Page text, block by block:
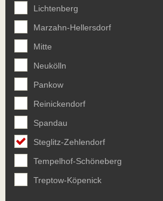
Lichtenberg
Marzahn-Hellersdorf
Mitte
Neukölln
Pankow
Reinickendorf
Spandau
Steglitz-Zehlendorf
Tempelhof-Schöneberg
Treptow-Köpenick